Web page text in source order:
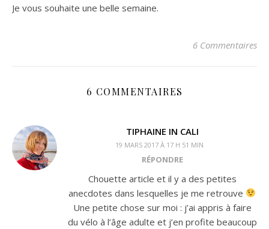
Je vous souhaite une belle semaine.
6 Commentaires
6 COMMENTAIRES
TIPHAINE IN CALI
19 MARS 2017 À 17 H 51 MIN
RÉPONDRE
Chouette article et il y a des petites
anecdotes dans lesquelles je me retrouve
Une petite chose sur moi : j’ai appris à faire
du vélo à l’âge adulte et j’en profite beaucoup